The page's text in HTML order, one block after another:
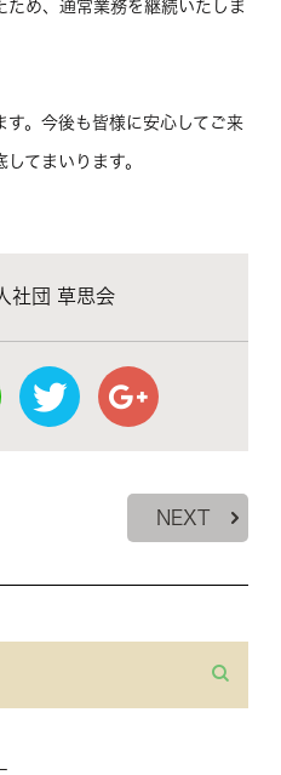
め、通常業務を継続いたしま
す。今後も皆様に安心してご来
てまいります。
社団 草思会
NEXT